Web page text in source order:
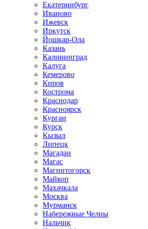
Екатеринбург
Иваново
Ижевск
Иркутск
Йошкар-Ола
Казань
Калининград
Калуга
Кемерово
Киров
Кострома
Краснодар
Красноярск
Курган
Курск
Кызыл
Липецк
Магадан
Магас
Магнитогорск
Майкоп
Махачкала
Москва
Мурманск
Набережные Челны
Нальчик